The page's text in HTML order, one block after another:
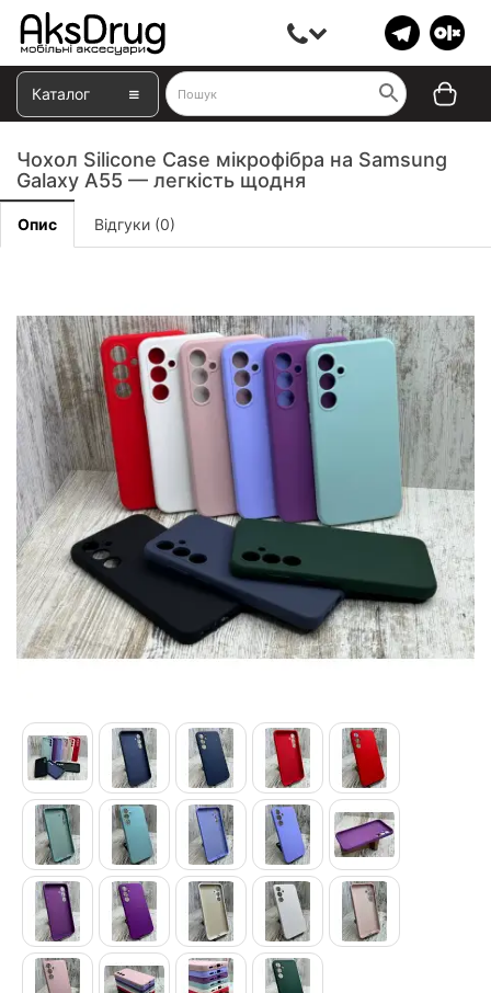
Каталог
Чохол Silicone Case мікрофібра на Samsung
Galaxy A55 — легкість щодня
Опис Відгуки (0)